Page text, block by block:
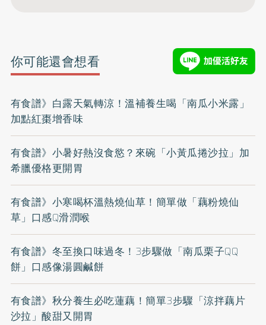
你可能還會想看
有食譜》白露天氣轉涼！溫補養生喝「南瓜小米露」
加點紅棗增香味
有食譜》小暑好熱沒食慾？來碗「小黃瓜捲沙拉」加
希臘優格更開胃
有食譜》小寒喝杯溫熱燒仙草！簡單做「藕粉燒仙
草」口感Q滑潤喉
有食譜》冬至換口味過冬！3步驟做「南瓜栗子QQ
餅」口感像湯圓鹹餅
有食譜》秋分養生必吃蓮藕！簡單3步驟「涼拌藕片
沙拉」酸甜又開胃